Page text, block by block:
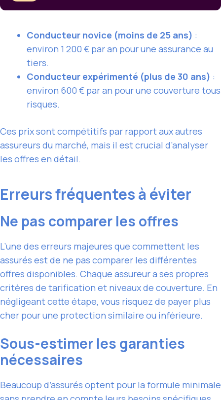
Conducteur novice (moins de 25 ans) :
environ 1 200 € par an pour une assurance au
tiers.
Conducteur expérimenté (plus de 30 ans) :
environ 600 € par an pour une couverture tous
risques.
Ces prix sont compétitifs par rapport aux autres
assureurs du marché, mais il est crucial d’analyser
les offres en détail.
Erreurs fréquentes à éviter
Ne pas comparer les offres
L’une des erreurs majeures que commettent les
assurés est de ne pas comparer les différentes
offres disponibles. Chaque assureur a ses propres
critères de tarification et niveaux de couverture. En
négligeant cette étape, vous risquez de payer plus
cher pour une protection similaire ou inférieure.
Sous-estimer les garanties
nécessaires
Beaucoup d’assurés optent pour la formule minimale